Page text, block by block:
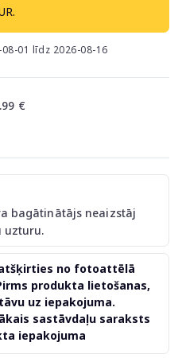
01 līdz 2026-08-16
€
bagātinātājs neaizstāj
uzturu.
no fotoattēlā
produkta lietošanas,
uz iepakojuma.
sastāvdaļu saraksts
iepakojuma